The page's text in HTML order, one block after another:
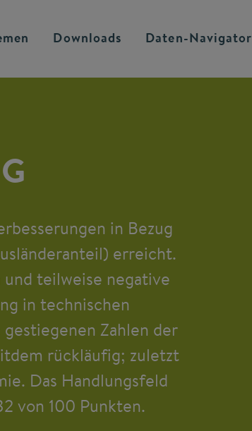
Downloads Daten-Navigator
in Bezug
erreicht.
teilweise negative
in technischen
Zahlen der
rückläufig; zuletzt
Das Handlungsfeld
von 100 Punkten.